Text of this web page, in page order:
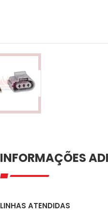
INFORMAÇÕES
LINHAS ATENDIDAS